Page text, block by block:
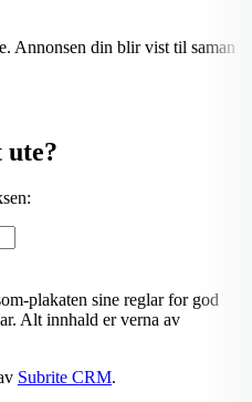
Annonsen din blir vist til saman
plakaten sine reglar for god
Alt innhald er verna av
Subrite CRM.